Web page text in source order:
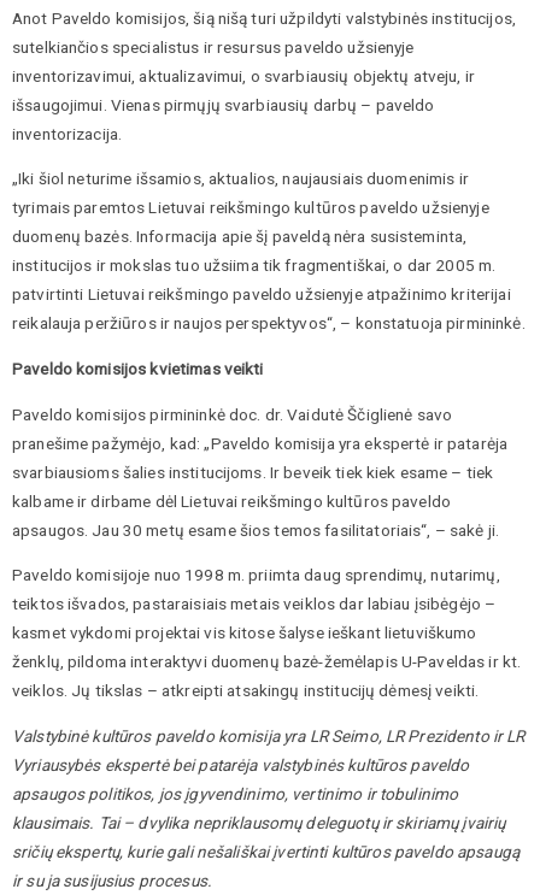
Anot Paveldo komisijos, šią nišą turi užpildyti valstybinės institucijos,
sutelkiančios specialistus ir resursus paveldo užsienyje
inventorizavimui, aktualizavimui, o svarbiausių objektų atveju, ir
išsaugojimui. Vienas pirmųjų svarbiausių darbų – paveldo
inventorizacija.
„Iki šiol neturime išsamios, aktualios, naujausiais duomenimis ir
tyrimais paremtos Lietuvai reikšmingo kultūros paveldo užsienyje
duomenų bazės. Informacija apie šį paveldą nėra susisteminta,
institucijos ir mokslas tuo užsiima tik fragmentiškai, o dar 2005 m.
patvirtinti Lietuvai reikšmingo paveldo užsienyje atpažinimo kriterijai
reikalauja peržiūros ir naujos perspektyvos“, – konstatuoja pirmininkė.
Paveldo komisijos kvietimas veikti
Paveldo komisijos pirmininkė doc. dr. Vaidutė Ščiglienė savo
pranešime pažymėjo, kad: „Paveldo komisija yra ekspertė ir patarėja
svarbiausioms šalies institucijoms. Ir beveik tiek kiek esame – tiek
kalbame ir dirbame dėl Lietuvai reikšmingo kultūros paveldo
apsaugos. Jau 30 metų esame šios temos fasilitatoriais“, – sakė ji.
Paveldo komisijoje nuo 1998 m. priimta daug sprendimų, nutarimų,
teiktos išvados, pastaraisiais metais veiklos dar labiau įsibėgėjo –
kasmet vykdomi projektai vis kitose šalyse ieškant lietuviškumo
ženklų, pildoma interaktyvi duomenų bazė-žemėlapis U-Paveldas ir kt.
veiklos. Jų tikslas – atkreipti atsakingų institucijų dėmesį veikti.
Valstybinė kultūros paveldo komisija yra LR Seimo, LR Prezidento ir LR
Vyriausybės ekspertė bei patarėja valstybinės kultūros paveldo
apsaugos politikos, jos įgyvendinimo, vertinimo ir tobulinimo
klausimais. Tai – dvylika nepriklausomų deleguotų ir skiriamų įvairių
sričių ekspertų, kurie gali nešališkai įvertinti kultūros paveldo apsaugą
ir su ja susijusius procesus.